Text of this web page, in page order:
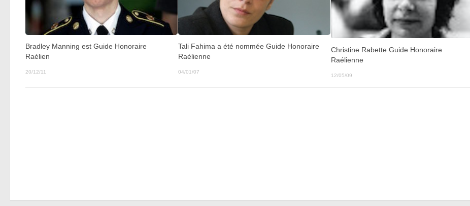
Bradley Manning est Guide Honoraire
Raélien
20/12/11
Tali Fahima a été nommée Guide Honoraire
Raélienne
04/01/07
Christine Rabette Guide Honoraire
Raélienne
12/05/09